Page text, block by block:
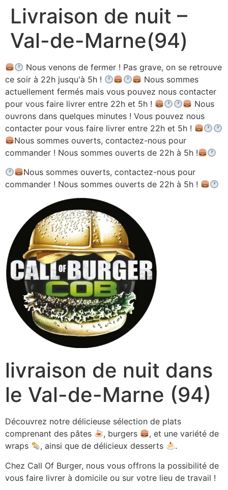
Aller
contenu
Livraison de nuit –
Val-de-Marne(94)
Nous venons de fermer ! Pas grave, on se retrouve
ce soir à 22h jusqu'à 5h !
Nous sommes
actuellement fermés mais vous pouvez nous contacter
pour vous faire livrer entre 22h et 5h !
Nous
ouvrons dans quelques minutes ! Vous pouvez nous
contacter pour vous faire livrer entre 22h et 5h !
Nous sommes ouverts, contactez-nous pour
commander ! Nous sommes ouverts de 22h à 5h !
Nous sommes ouverts, contactez-nous pour
commander ! Nous sommes ouverts de 22h à 5h !
livraison de nuit dans
le Val-de-Marne (94)
Découvrez notre délicieuse sélection de plats
comprenant des pâtes
, burgers
, et une variété de
wraps
, ainsi que de délicieux desserts
.
Chez Call Of Burger, nous vous offrons la possibilité de
vous faire livrer à domicile ou sur votre lieu de travail !